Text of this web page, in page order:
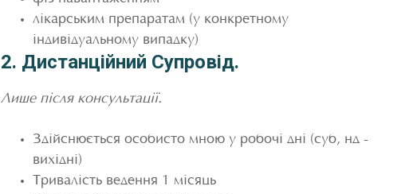
лікарським препаратам (у конкретному
індивідуальному випадку)
2. Дистанційний Супровід.
Лише після консультації.
Здійснюється особисто мною у робочі дні (суб, нд -
вихідні)
Тривалість ведення 1 місяць